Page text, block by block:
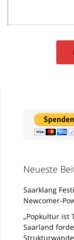
Neueste
Saarklang
Newcomer-
„Popkultur ist
Saarland